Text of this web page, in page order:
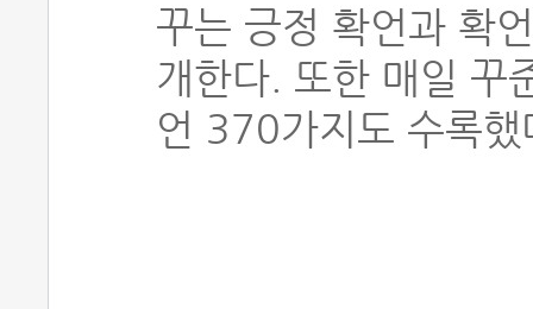
꾸는 긍정 확언과 확
개한다. 또한 매일 꾸
언 370가지도 수록했